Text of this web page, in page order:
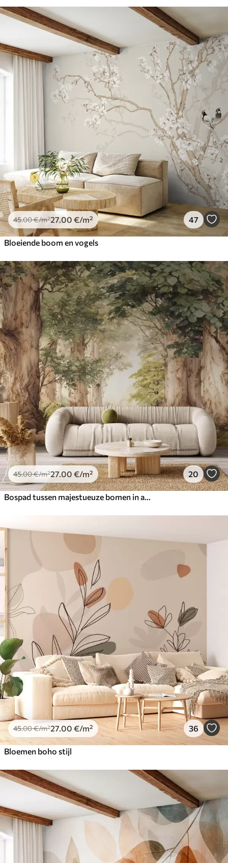
45.00€/m²27.00 €/m² 47
Bloeiende boom en vogels
45.00€/m²27 .00 €/m² 20
45.00€/m²27 .00 €/m² 36
Bloemen boho stijl